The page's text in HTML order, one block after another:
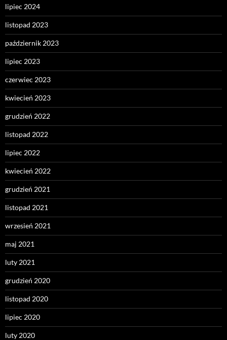
lipiec 2024
listopad 2023
październik 2023
lipiec 2023
czerwiec 2023
kwiecień 2023
grudzień 2022
listopad 2022
lipiec 2022
kwiecień 2022
grudzień 2021
listopad 2021
wrzesień 2021
maj 2021
luty 2021
grudzień 2020
listopad 2020
lipiec 2020
luty 2020